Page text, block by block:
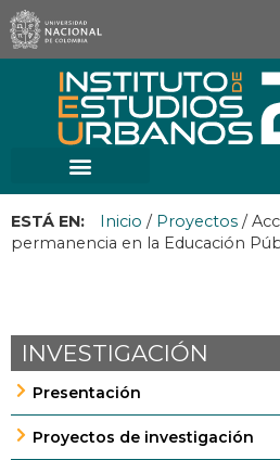
ESTÁ EN: Inicio / Proyectos /
permanencia en la Educación
INVESTIGACIÓN
Presentación
Proyectos de investigación